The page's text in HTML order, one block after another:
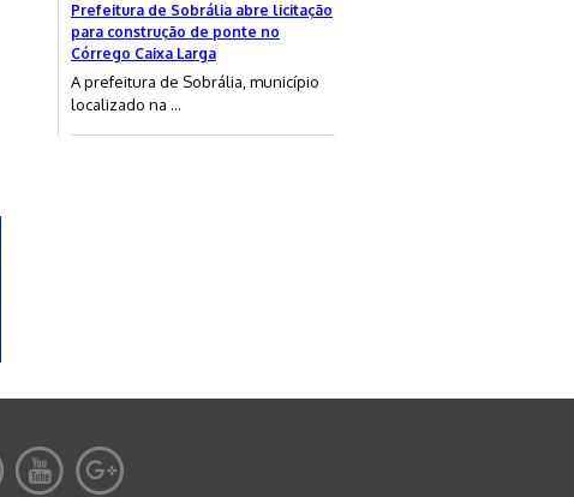
Prefeitura de Sobrália abre licitação
para construção de ponte no
Córrego Caixa Larga
A prefeitura de Sobrália, município
localizado na ...